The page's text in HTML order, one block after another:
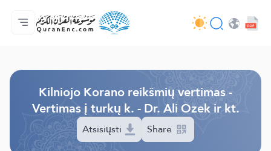
Pagrindinis
Vertimų turinys
Audio
Programuotojų paslaugos - API
Apie projektą
Susisiekite su mumis
Kalba
Kilniojo Korano reikšmių vertimas -
Vertimas į turkų k. - Dr. Ali Ozek ir kt.
Atsisiųsti Share